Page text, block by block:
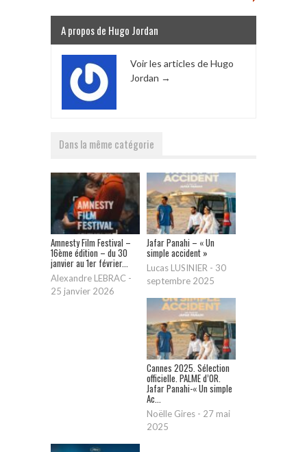
A propos de Hugo Jordan
Voir les articles de Hugo
Jordan →
Dans la même catégorie
Amnesty Film Festival –
16ème édition – du 30
janvier au 1er février...
Alexandre LEBRAC -
25 janvier 2026
Jafar Panahi – « Un
simple accident »
Lucas LUSINIER - 30
septembre 2025
Cannes 2025. Sélection
officielle. PALME d’OR.
Jafar Panahi-« Un simple
Ac...
Noëlle Gires - 27 mai
2025